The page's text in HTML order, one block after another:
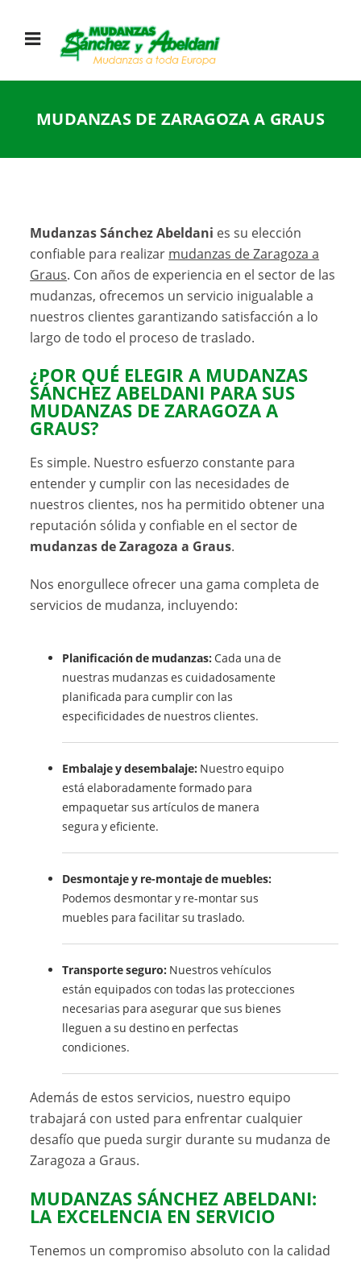
MUDANZAS DE ZARAGOZA A GRAUS
Mudanzas Sánchez Abeldani es su elección
confiable para realizar mudanzas de Zaragoza a
Graus. Con años de experiencia en el sector de las
mudanzas, ofrecemos un servicio inigualable a
nuestros clientes garantizando satisfacción a lo
largo de todo el proceso de traslado.
¿POR QUÉ ELEGIR A MUDANZAS
SÁNCHEZ ABELDANI PARA SUS
MUDANZAS DE ZARAGOZA A
GRAUS?
Es simple. Nuestro esfuerzo constante para
entender y cumplir con las necesidades de
nuestros clientes, nos ha permitido obtener una
reputación sólida y confiable en el sector de
mudanzas de Zaragoza a Graus.
Nos enorgullece ofrecer una gama completa de
servicios de mudanza, incluyendo:
Planificación de mudanzas: Cada una de
nuestras mudanzas es cuidadosamente
planificada para cumplir con las
especificidades de nuestros clientes.
Embalaje y desembalaje: Nuestro equipo
está elaboradamente formado para
empaquetar sus artículos de manera
segura y eficiente.
Desmontaje y re-montaje de muebles:
Podemos desmontar y re-montar sus
muebles para facilitar su traslado.
Transporte seguro: Nuestros vehículos
están equipados con todas las protecciones
necesarias para asegurar que sus bienes
lleguen a su destino en perfectas
condiciones.
Además de estos servicios, nuestro equipo
trabajará con usted para enfrentar cualquier
desafío que pueda surgir durante su mudanza de
Zaragoza a Graus.
MUDANZAS SÁNCHEZ ABELDANI:
LA EXCELENCIA EN SERVICIO
Tenemos un compromiso absoluto con la calidad